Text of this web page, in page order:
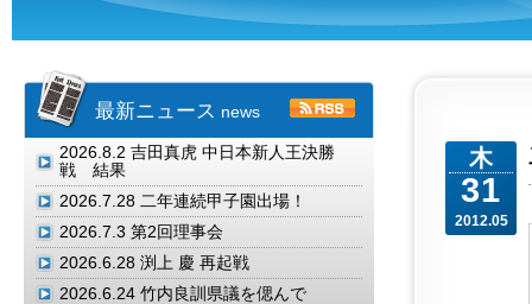
木
31
2012.05
最新ニュース news
2026.8.2 吉田真虎 中日本新人王決勝
戦 結果
2026.7.28 二年連続甲子園出場！
2026.7.3 第2回理事会
2026.6.28 渕上 慶 再起戦
2026.6.24 竹内良訓県議を偲んで